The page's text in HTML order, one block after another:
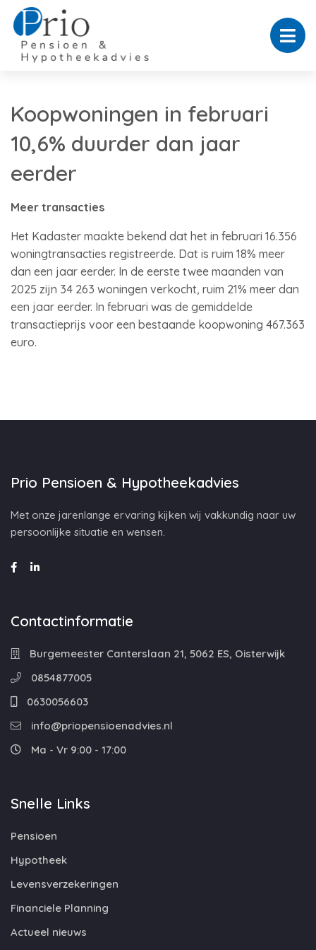
Koopwoningen in februari
10,6% duurder dan jaar
eerder
Meer transacties
Het Kadaster maakte bekend dat het in februari 16.356
woningtransacties registreerde. Dat is ruim 18% meer
dan een jaar eerder. In de eerste twee maanden van
2025 zijn 34 263 woningen verkocht, ruim 21% meer dan
een jaar eerder. In februari was de gemiddelde
transactieprijs voor een bestaande koopwoning 467.363
euro.
Prio Pensioen & Hypotheekadvies
Met onze jarenlange ervaring kijken wij vakkundig naar uw
persoonlijke situatie en wensen.
Contactinformatie
Burgemeester Canterslaan 21, 5062 ES, Oisterwijk
0854877005
0630056603
info@priopensioenadvies.nl
Ma - Vr 9:00 - 17:00
Snelle Links
Pensioen
Hypotheek
Levensverzekeringen
Financiele Planning
Actueel nieuws